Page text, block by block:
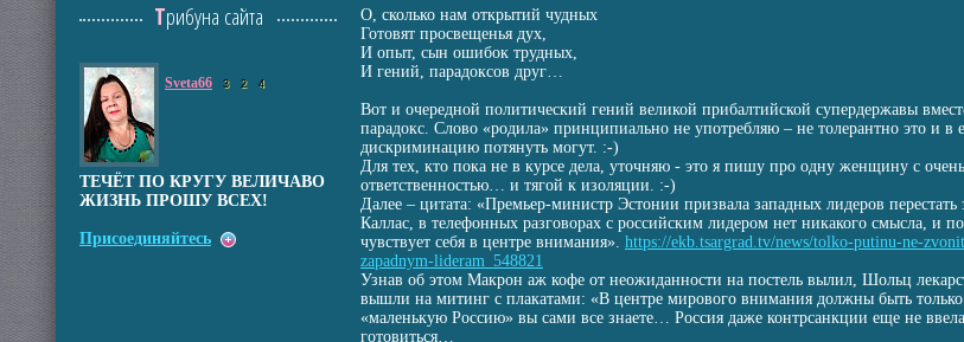
О, сколько нам открытий чудных
Готовят просвещенья дух,
И опыт, сын ошибок трудных,
И гений, парадоксов друг…
Вот и очередной политический гений великой прибалтийской супердержавы
парадокс. Слово «родила» принципиально не употребляю – не толерантно это и в
дискриминацию потянуть могут. :-)
Для тех, кто пока не в курсе дела, уточняю - это я пишу про одну женщину с
ответственностью… и тягой к изоляции. :-)
Далее – цитата: «Премьер-министр Эстонии призвала западных лидеров
Каллас, в телефонных разговорах с российским лидером нет никакого смысла, и
чувствует себя в центре внимания». https://ekb.tsargrad.tv/news/tolko-putinu-ne-
zapadnym-lideram_548821
Узнав об этом Макрон аж кофе от неожиданности на постель вылил, Шольц
вышли на митинг с плакатами: «В центре мирового внимания должны быть
«маленькую Россию» вы сами все знаете… Россия даже контрсанкции еще не
готовиться…
Трибуна сайта
Sveta66 3 2 4
ТЕЧЁТ ПО КРУГУ ВЕЛИЧАВО
ЖИЗНЬ ПРОШУ ВСЕХ!
Присоединяйтесь